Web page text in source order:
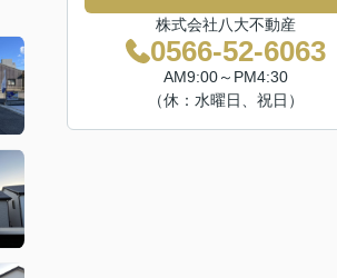
株式会社八大不動産
0566-52-6063
AM9:00～PM4:30
（休：水曜日、祝日）